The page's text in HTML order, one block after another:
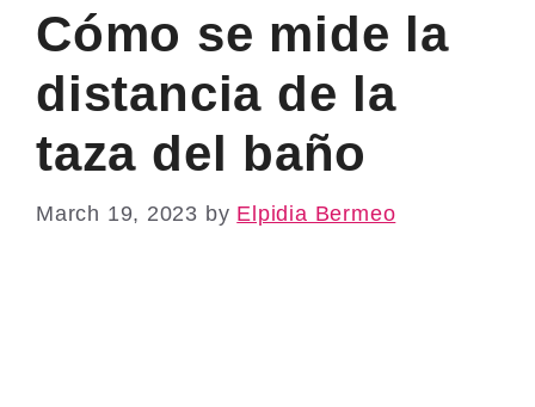
Cómo se mide la
distancia de la
taza del baño
March 19, 2023 by Elpidia Bermeo